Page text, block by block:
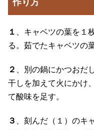
作り方
１ 、キャベツの葉を１
る。茹でたキャベツの
２
、別の鍋にかつおだ
干しを加えて火にかけ
て酸味を足す。
３
、刻んだ（１）のキ